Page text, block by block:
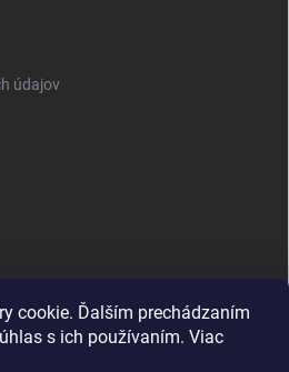
cookie. Ďalším prechádzaním
s ich používaním. Viac
údajov